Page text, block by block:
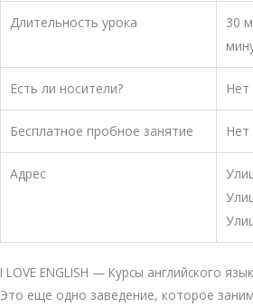
Длительность урока
30
Есть ли носители? Нет
Бесплатное пробное занятие Нет
Адрес
I LOVE ENGLISH — Курсы английского
Это еще одно заведение, которое